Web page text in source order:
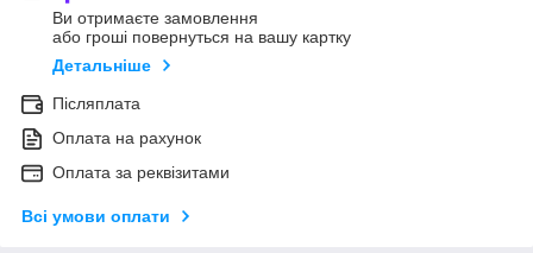
Ви отримаєте замовлення
або гроші повернуться на вашу картку
Детальніше
Післяплата
Оплата на рахунок
Оплата за реквізитами
Всі умови оплати